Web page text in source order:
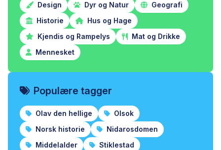
Design Dyr og Natur
Geografi
Historie
Hus og Hage
Kjendis og Rampelys
Mat og Drikke
Mennesket
Populære tagger
Olav den hellige
Olsok
Norsk historie
Nidarosdomen
Middelalder
Stiklestad